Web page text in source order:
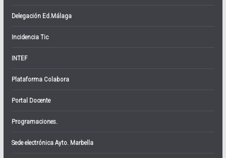
Delegación Ed.Málaga
Incidencia Tic
INTEF
Plataforma Colabora
Portal Docente
Programaciones.
Sede electrónica Ayto. Marbella